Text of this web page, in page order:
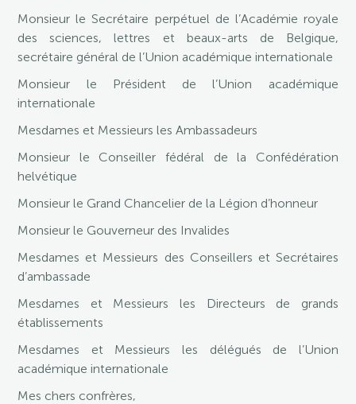
Monsieur le Secrétaire perpétuel de l’Académie royale
des sciences, lettres et beaux-arts de Belgique,
secrétaire général de l’Union académique internationale
Monsieur le Président de l’Union académique
internationale
Mesdames et Messieurs les Ambassadeurs
Monsieur le Conseiller fédéral de la Confédération
helvétique
Monsieur le Grand Chancelier de la Légion d’honneur
Monsieur le Gouverneur des Invalides
Mesdames et Messieurs des Conseillers et Secrétaires
d’ambassade
Mesdames et Messieurs les Directeurs de grands
établissements
Mesdames et Messieurs les délégués de l’Union
académique internationale
Mes chers confrères,